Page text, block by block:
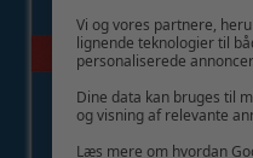
Vi og vores partnere,
lignende teknologier til
personaliserede annoncer.
Dine data kan bruges til
og visning af relevante
Læs mere om hvordan